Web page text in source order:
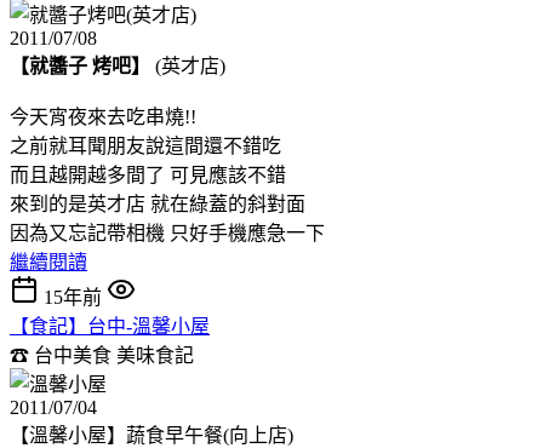
2011/07/08
【就醬子 烤吧】
(英才店)
今天宵夜來去吃串燒!!
之前就耳聞朋友說這間還不錯吃
而且越開越多間了 可見應該不錯
來到的是英才店 就在綠蓋的斜對面
因為又忘記帶相機 只好手機應急一下
繼續閱讀
15年前
【食記】台中-溫馨小屋
☎ 台中美食 美味食記
2011/07/04
【溫馨小屋】蔬食早午餐(向上店)